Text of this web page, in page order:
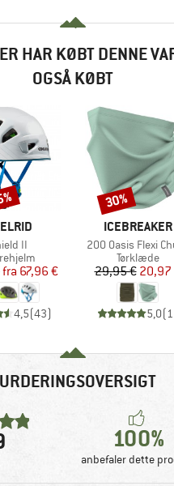
HAR KØBT DENNE
OGSÅ KØBT
II
Pris
Nedsat pris
fra 67,96 €
4,5(43)
MÆRKE
ICEBREAKER
Artikel
200 Oasis Flexi
Tørklæde
Pris
29,95 €Nedsat
20,97
5,0(1
Rabat
30%
100%
anbefaler dette